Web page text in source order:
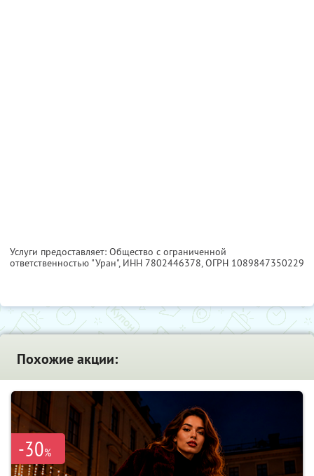
Услуги предоставляет: Общество с ограниченной
ответственностью "Уран", ИНН 7802446378, ОГРН 1089847350229
Похожие акции:
-30%